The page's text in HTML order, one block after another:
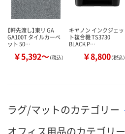
【軒先渡し】東リ GA
GA100T タイルカーペ
ット 50…
￥5,392～（税込）
キヤノン インクジェッ
ト複合機 TS3730
BLACK P…
￥8,800（税込）
ラグ/マットのカテゴリー